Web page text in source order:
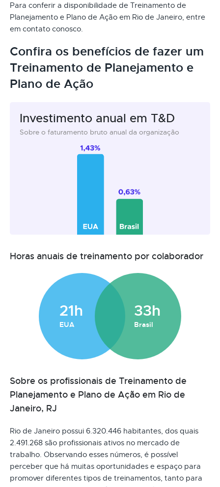
Para conferir a disponibilidade de Treinamento de
Planejamento e Plano de Ação em Rio de Janeiro, entre
em contato conosco.
Confira os benefícios de fazer um
Treinamento de Planejamento e
Plano de Ação
Investimento anual em T&D
Sobre o faturamento bruto anual da organização
Horas anuais de treinamento por colaborador
21h
EUA
33h
Brasil
Sobre os profissionais de Treinamento de
Planejamento e Plano de Ação em Rio de
Janeiro, RJ
Rio de Janeiro possui 6.320.446 habitantes, dos quais
2.491.268 são profissionais ativos no mercado de
trabalho. Observando esses números, é possível
perceber que há muitas oportunidades e espaço para
promover diferentes tipos de treinamentos, tanto para